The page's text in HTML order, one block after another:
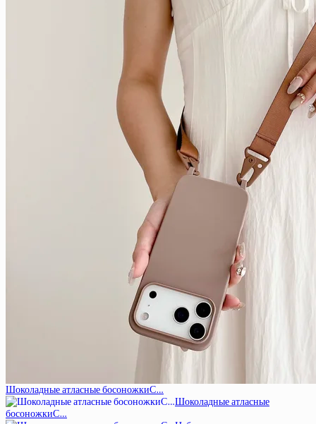
Шоколадные атласные босоножкиС…
Шоколадные атласные
босоножкиС…